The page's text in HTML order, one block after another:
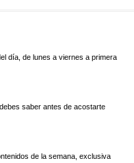
día, de lunes a viernes a primera
saber antes de acostarte
de la semana, exclusiva